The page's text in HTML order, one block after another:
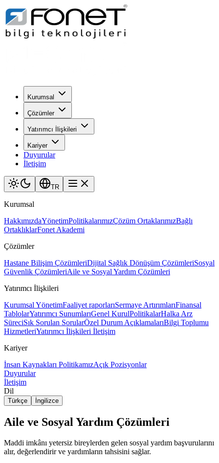
Kurumsal
Çözümler
Yatırımcı İlişkileri
Kariyer
Duyurular
İletişim
TR
Kurumsal
HakkımızdaYönetimPolitikalarımızÇözüm OrtaklarımızBağlı
OrtaklıklarFonet Akademi
Çözümler
Hastane Bilişim ÇözümleriDijital Sağlık Dönüşüm ÇözümleriSosyal
Güvenlik ÇözümleriAile ve Sosyal Yardım Çözümleri
Yatırımcı İlişkileri
Kurumsal YönetimFaaliyet raporlarıSermaye ArtırımlarıFinansal
TablolarYatırımcı SunumlarıGenel KurulPolitikalarHalka Arz
SüreciSık Sorulan SorularÖzel Durum AçıklamalarıBilgi Toplumu
HizmetleriYatırımcı İlişkileri İletişim
Kariyer
İnsan Kaynakları PolitikamızAçık Pozisyonlar
Duyurular
İletişim
Dil
Türkçe İngilizce
Aile ve Sosyal Yardım Çözümleri
Maddi imkânı yetersiz bireylerden gelen sosyal yardım başvurularını
alır, değerlendirir ve yardımların tahsisini sağlar.